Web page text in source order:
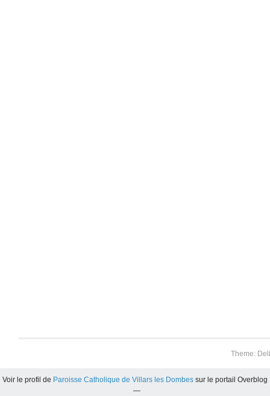
Theme:
Voir le profil de Paroisse Catholique de Villars les Dombes sur le portail Overblog